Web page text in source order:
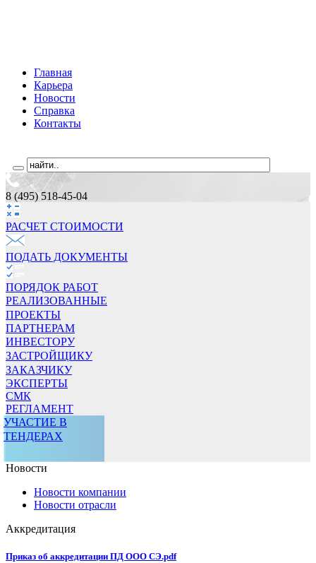
Главная
Карьера
Новости
Справка
Контакты
8 (495) 518-45-04
РАСЧЕТ СТОИМОCТИ
ПОДАТЬ ДОКУМЕНТЫ
ПОРЯДОК РАБОТ
РЕАЛИЗОВАННЫЕ
ПРОЕКТЫ
ПАРТНЕРАМ
ИНВЕСТОРУ
ЗАСТРОЙЩИКУ
ЗАКАЗЧИКУ
ЭКСПЕРТЫ
СМК
РЕГЛАМЕНТ
УЧАСТИЕ В
ТЕНДЕРАХ
Новости
Новости компании
Новости отрасли
Аккредитация
Приказ об аккредитации ПД ООО СЭ.pdf